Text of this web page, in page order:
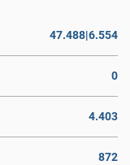
47.488|6.554
0
4.403
872